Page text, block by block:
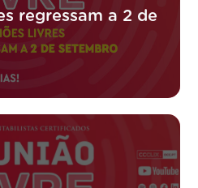
regressam a 2 de